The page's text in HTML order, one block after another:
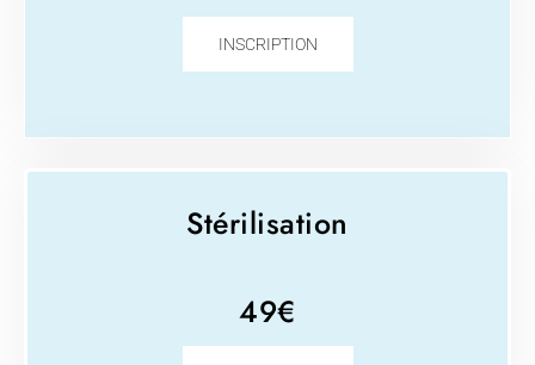
INSCRIPTION
Stérilisation​
49€